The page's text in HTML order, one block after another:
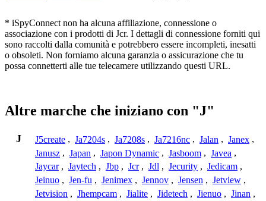
* iSpyConnect non ha alcuna affiliazione, connessione o
associazione con i prodotti di Jcr. I dettagli di connessione forniti qui
sono raccolti dalla comunità e potrebbero essere incompleti, inesatti
o obsoleti. Non forniamo alcuna garanzia o assicurazione che tu
possa connetterti alle tue telecamere utilizzando questi URL.
Altre marche che iniziano con "J"
J J5create , Ja7204s , Ja7208s , Ja7216nc , Jalan , Janex ,
Janusz , Japan , Japon Dynamic , Jasboom , Javea ,
Jaycar , Jaytech , Jbp , Jcr , Jdl , Jecurity , Jedicam ,
Jeinuo , Jen-fu , Jenimex , Jennov , Jensen , Jetview ,
Jetvision , Jhempcam , Jialite , Jidetech , Jienuo , Jinan ,